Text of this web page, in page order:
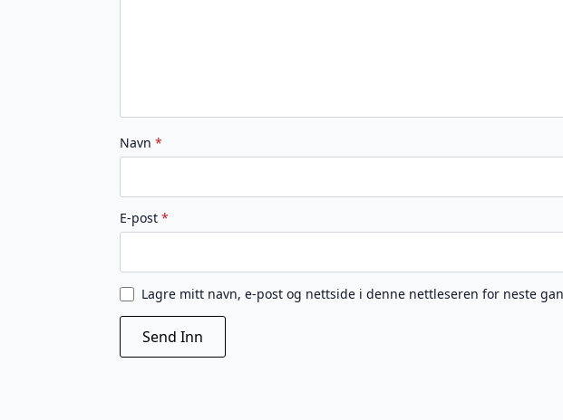
Navn *
E-post *
Lagre mitt navn, e-post og nettside i denne nettleseren for neste